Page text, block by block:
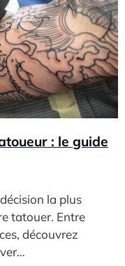
: le guide
la plus
tatouer. Entre
découvrez